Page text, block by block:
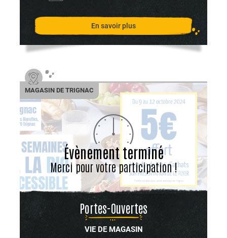
En savoir plus
Évènement terminé
Merci pour votre participation !
MAGASIN DE TRIGNAC
Portes-Ouvertes
VIE DE MAGASIN